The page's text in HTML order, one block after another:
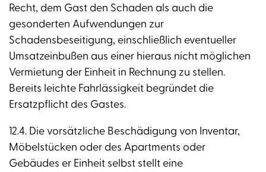
Recht, dem Gast den Schaden als auch die
gesonderten Aufwendungen zur
Schadensbeseitigung, einschließlich eventueller
Umsatzeinbußen aus einer hieraus nicht möglichen
Vermietung der Einheit in Rechnung zu stellen.
Bereits leichte Fahrlässigkeit begründet die
Ersatzpflicht des Gastes.
12.4. Die vorsätzliche Beschädigung von Inventar,
Möbelstücken oder des Apartments oder
Gebäudes er Einheit selbst stellt eine